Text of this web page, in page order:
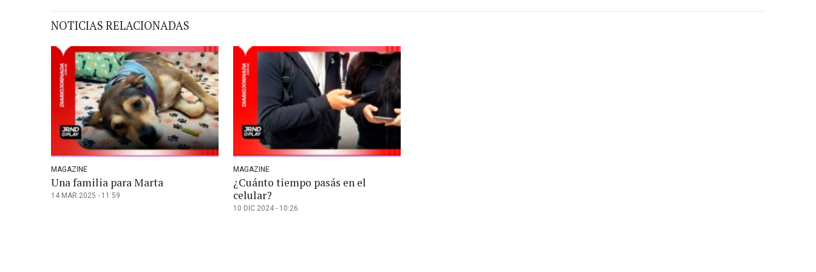
NOTICIAS RELACIONADAS
MAGAZINE
Una familia para Marta
14 MAR 2025 - 11:59
MAGAZINE
¿Cuánto tiempo pasás en el
celular?
10 DIC 2024 - 10:26